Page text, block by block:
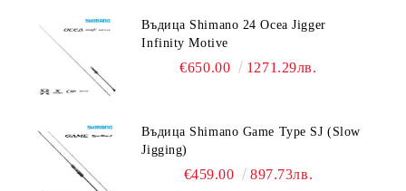
Въдица Shimano 24 Ocea Jigger
Infinity Motive
€650.00 1271.29лв.
Въдица Shimano Game Type SJ (Slow
Jigging)
€459.00 897.73лв.